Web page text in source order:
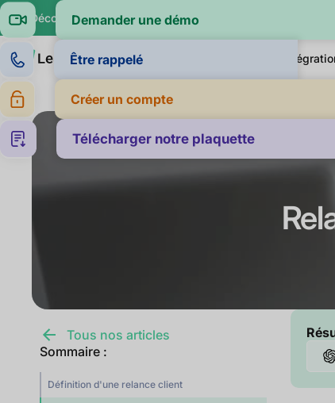
🔍 Découvrez si vos clients paient dans la moyenne de leur
Produit
Demander une démo
Être rappelé
Créer un compte
Télécharger notre plaquette
Tous nos articles
Sommaire :
Définition d'une relance client